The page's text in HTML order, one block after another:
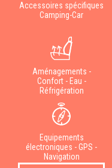
Accessoires spécifiques
Camping-Car
Aménagements -
Confort - Eau -
Réfrigération
Equipements
électroniques - GPS -
Navigation